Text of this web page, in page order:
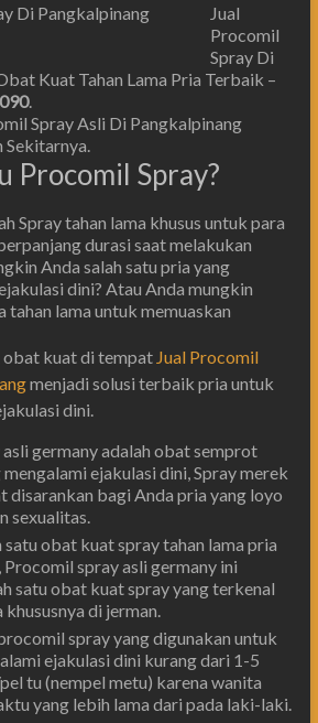
Jual
Procomil
Spray Di
Kuat Tahan Lama Pria Terbaik –
.
Spray Asli Di Pangkalpinang
Sekitarnya.
Procomil Spray?
Spray tahan lama khusus untuk para
durasi saat melakukan
Anda salah satu pria yang
dini? Atau Anda mungkin
tahan lama untuk memuaskan
obat kuat di tempat Jual Procomil
menjadi solusi terbaik pria untuk
dini.
germany adalah obat semprot
ejakulasi dini, Spray merek
disarankan bagi Anda pria yang loyo
sexualitas.
satu obat kuat spray tahan lama pria
spray asli germany ini
satu obat kuat spray yang terkenal
di jerman.
spray yang digunakan untuk
ejakulasi dini kurang dari 1-5
tu (nempel metu) karena wanita
yang lebih lama dari pada laki-laki.